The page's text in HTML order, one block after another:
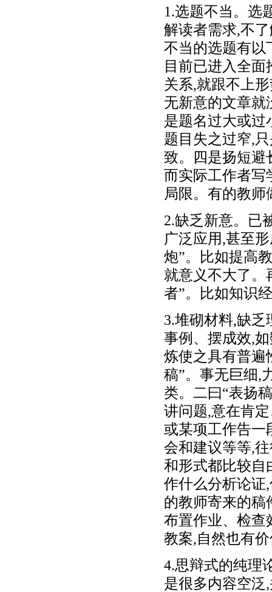
1.选题不当。选
解读者需求,不
不当的选题有以
目前已进入全
关系,就跟不上
无新意的文章就
是题名过大或过
题目失之过窄,
致。四是扬短避
而实际工作者写
局限。有的教
2.缺乏新意。已
广泛应用,甚至
炮”。比如提高
就意义不大了。
者”。比如知识
3.堆砌材料,缺
事例、摆成效,
炼使之具有普遍
稿”。事无巨细,
类。二曰“表扬
讲问题,意在肯
或某项工作告一
会和建议等等,
和形式都比较自
作什么分析论证
的教师寄来的稿
布置作业、检查
教案,自然也有
4.思辩式的纯理
是很多内容空泛